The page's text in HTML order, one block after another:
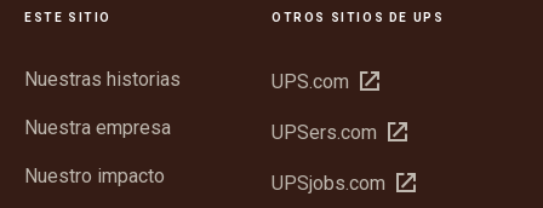
ESTE SITIO
Nuestras historias
Nuestra empresa
Nuestro impacto
OTROS SITIOS DE UPS
UPS.com Abrir
una
nueva
UPSers.com Abrir
una
UPSjobs.com Abrir